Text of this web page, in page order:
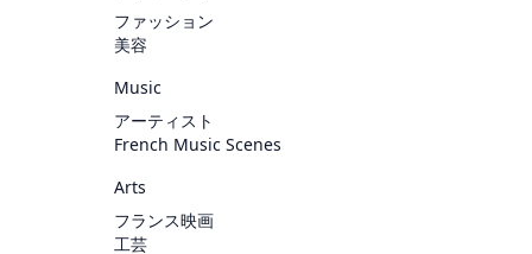
ファッション
美容
Music
アーティスト
French Music Scenes
Arts
フランス映画
工芸